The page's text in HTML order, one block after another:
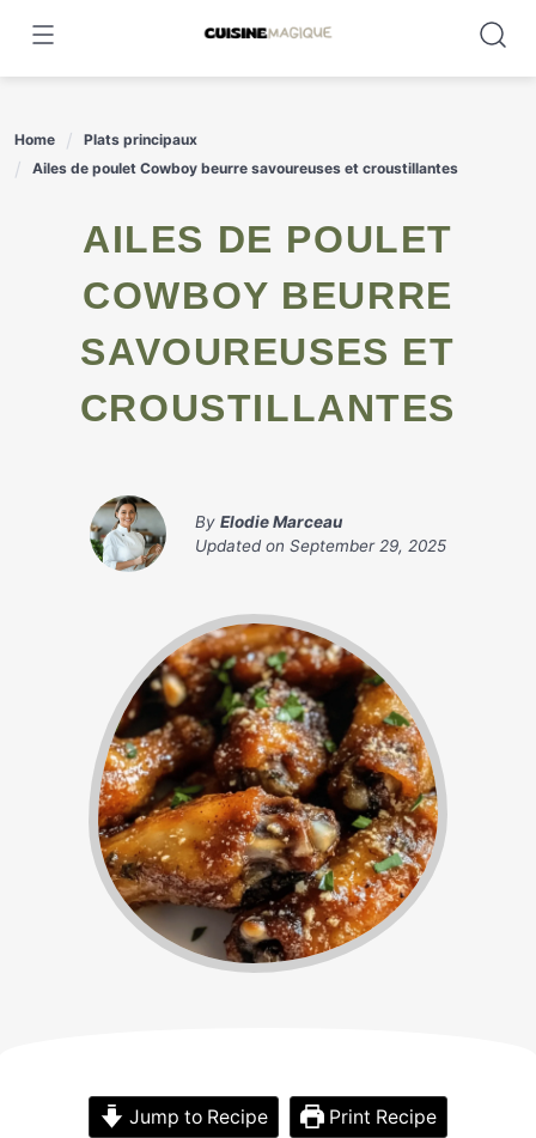
content
Home
Plats principaux
Ailes de poulet Cowboy beurre savoureuses et croustillantes
AILES DE POULET
COWBOY BEURRE
SAVOUREUSES ET
CROUSTILLANTES
By Elodie Marceau
Updated on September 29, 2025
Jump to Recipe Print Recipe